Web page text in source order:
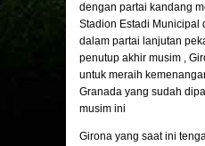
dengan partai kandang
Stadion Estadi Municipal
dalam partai lanjutan
penutup akhir musim ,
untuk meraih
Granada yang sudah
musim ini
Girona yang saat ini